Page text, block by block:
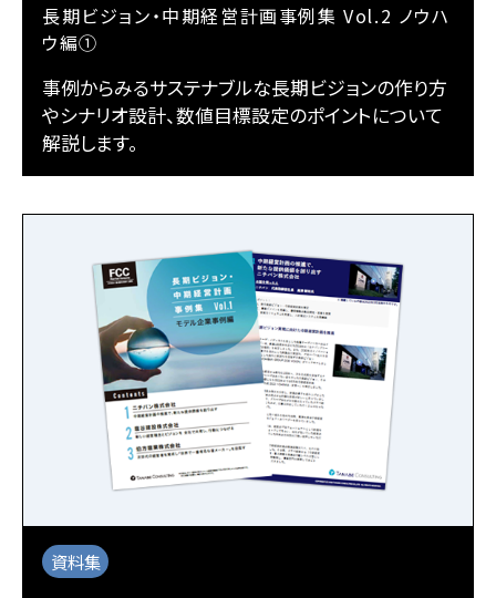
長期ビジョン・中期経営計画事例集 Vol.2 ノウハ
ウ編①
事例からみるサステナブルな長期ビジョンの作り方
やシナリオ設計、数値目標設定のポイントについて
解説します。
資料集